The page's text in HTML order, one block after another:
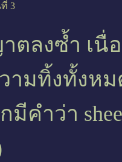
3
ตลงซ้ำ เนื่
ามทิ้งทั้งห
มีคำว่า